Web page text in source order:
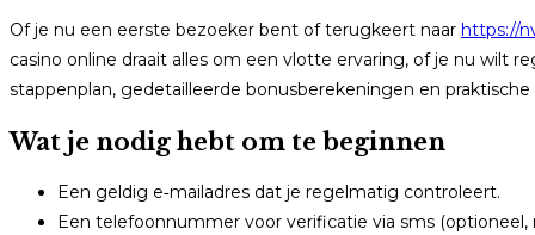
Of je nu een eerste bezoeker bent of terugkeert naar https://
casino online draait alles om een vlotte ervaring, of je nu wilt
stappenplan, gedetailleerde bonusberekeningen en
Wat je nodig hebt om te beginnen
Een geldig e‑mailadres dat je regelmatig controleert.
Een telefoonnummer voor verificatie via sms (optioneel,